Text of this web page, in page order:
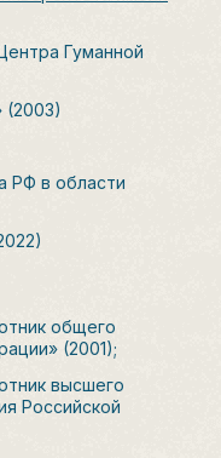
Гуманной
(2003)
РФ в области
общего
(2001);
высшего
Российской